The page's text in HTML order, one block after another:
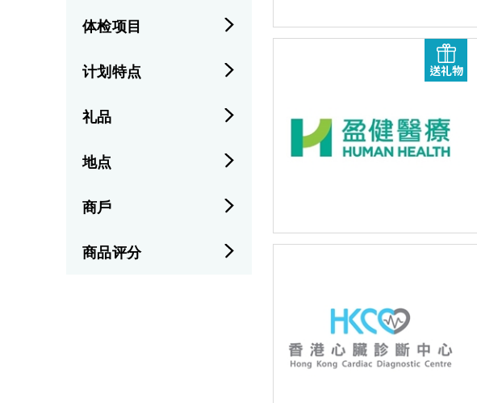
体检项目
计划特点
礼品
地点
商戶
商品评分
送礼物